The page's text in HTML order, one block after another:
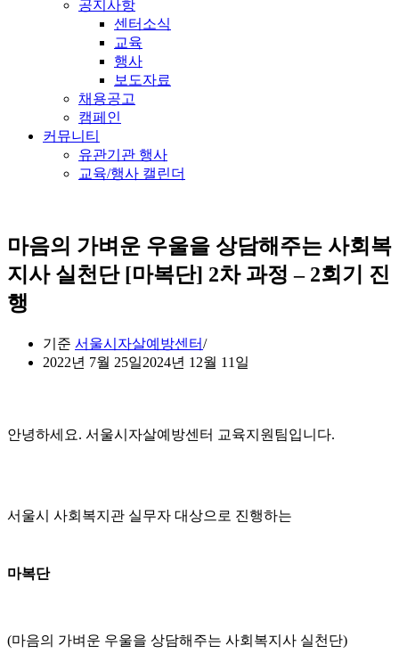
공지사항
센터소식
교육
행사
보도자료
채용공고
캠페인
커뮤니티
유관기관 행사
교육/행사 캘린더
마음의 가벼운 우울을 상담해주는 사회복
지사 실천단 [마복단] 2차 과정 – 2회기 진
행
기준 서울시자살예방센터
2022년 7월 25일2024년 12월 11일
안녕하세요. 서울시자살예방센터 교육지원팀입니다.
서울시 사회복지관 실무자 대상으로 진행하는
마복단
(마음의 가벼운 우울을 상담해주는 사회복지사 실천단)